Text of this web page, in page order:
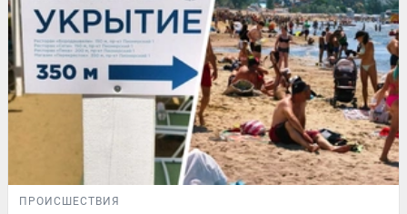
ПРОИСШЕСТВИЯ